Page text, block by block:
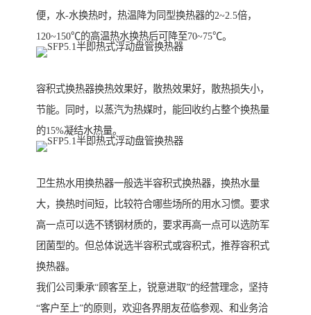
便，水-水换热时，热温降为同型换热器的2~2.5倍，
120~150℃的高温热水换热后可降至70~75℃。
容积式换热器换热效果好，散热效果好，散热损失小，
节能。同时，以蒸汽为热媒时，能回收约占整个换热量
的15%凝结水热量。
卫生热水用换热器一般选半容积式换热器，换热水量
大，换热时间短，比较符合哪些场所的用水习惯。要求
高一点可以选不锈钢材质的，要求再高一点可以选防军
团菌型的。但总体说选半容积式或容积式，推荐容积式
换热器。
我们公司秉承“顾客至上，锐意进取”的经营理念，坚持
“客户至上”的原则，欢迎各界朋友莅临参观、和业务洽